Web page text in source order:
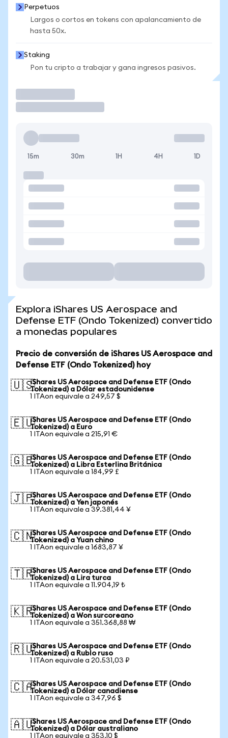
Perpetuos
Largos o cortos en tokens con apalancamiento de
hasta 50x.
Staking
Pon tu cripto a trabajar y gana ingresos pasivos.
15m 30m 1H 4H 1D
Explora iShares US Aerospace and
Defense ETF (Ondo Tokenized) convertido
a monedas populares
Precio de conversión de iShares US Aerospace and
Defense ETF (Ondo Tokenized) hoy
🇺🇸iShares US Aerospace and Defense ETF (Ondo
Tokenized) a Dólar estadounidense
1 ITAon equivale a 249,57 $
🇪🇺iShares US Aerospace and Defense ETF (Ondo
Tokenized) a Euro
1 ITAon equivale a 215,91 €
🇬🇧iShares US Aerospace and Defense ETF (Ondo
Tokenized) a Libra Esterlina Británica
1 ITAon equivale a 184,99 £
🇯🇵iShares US Aerospace and Defense ETF (Ondo
Tokenized) a Yen japonés
1 ITAon equivale a 39.381,44 ¥
🇨🇳iShares US Aerospace and Defense ETF (Ondo
Tokenized) a Yuan chino
1 ITAon equivale a 1683,87 ¥
🇹🇷iShares US Aerospace and Defense ETF (Ondo
Tokenized) a Lira turca
1 ITAon equivale a 11.904,19 ₺
🇰🇷iShares US Aerospace and Defense ETF (Ondo
Tokenized) a Won surcoreano
1 ITAon equivale a 351.368,88 ₩
🇷🇺iShares US Aerospace and Defense ETF (Ondo
Tokenized) a Rublo ruso
1 ITAon equivale a 20.531,03 ₽
🇨🇦iShares US Aerospace and Defense ETF (Ondo
Tokenized) a Dólar canadiense
1 ITAon equivale a 347,96 $
🇦🇺iShares US Aerospace and Defense ETF (Ondo
Tokenized) a Dólar australiano
1 ITAon equivale a 353,10 $